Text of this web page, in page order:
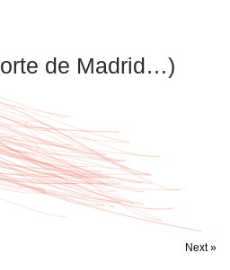
de Madrid…)
Next »